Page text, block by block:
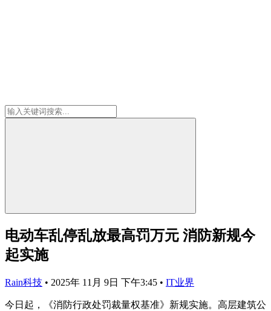
电动车乱停乱放最高罚万元 消防新规今
起实施
Rain科技 • 2025年 11月 9日 下午3:45 • IT业界
今日起，《消防行政处罚裁量权基准》新规实施。高层建筑公